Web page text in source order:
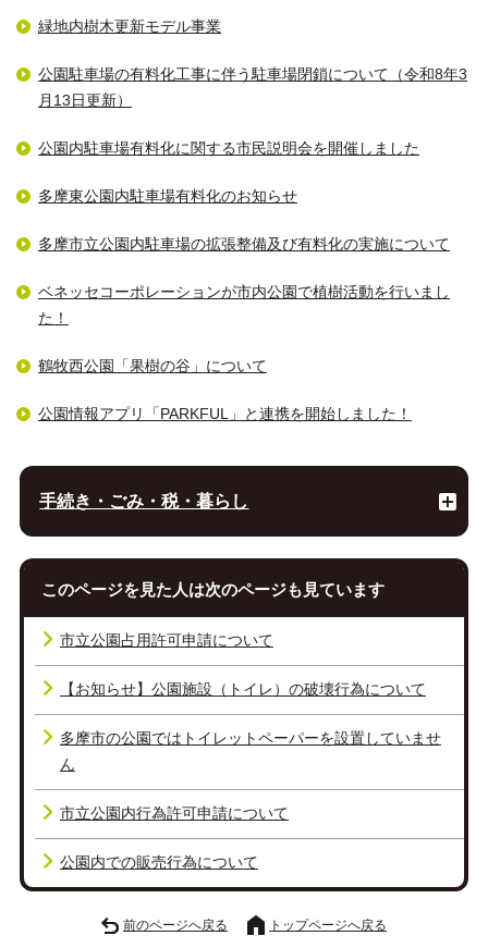
緑地内樹木更新モデル事業
公園駐車場の有料化工事に伴う駐車場閉鎖について（令和8年3
月13日更新）
公園内駐車場有料化に関する市民説明会を開催しました
多摩東公園内駐車場有料化のお知らせ
多摩市立公園内駐車場の拡張整備及び有料化の実施について
ベネッセコーポレーションが市内公園で植樹活動を行いまし
た！
鶴牧西公園「果樹の谷」について
公園情報アプリ「PARKFUL」と連携を開始しました！
手続き・ごみ・税・暮らし
このページを見た人は次のページも見ています
市立公園占用許可申請について
【お知らせ】公園施設（トイレ）の破壊行為について
多摩市の公園ではトイレットペーパーを設置していませ
ん
市立公園内行為許可申請について
公園内での販売行為について
前のページへ戻る トップページへ戻る